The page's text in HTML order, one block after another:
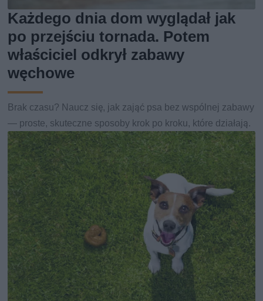
Każdego dnia dom wyglądał jak
po przejściu tornada. Potem
właściciel odkrył zabawy
węchowe
Brak czasu? Naucz się, jak zająć psa bez wspólnej zabawy
— proste, skuteczne sposoby krok po kroku, które działają.